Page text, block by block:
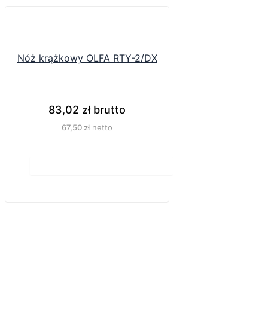
Nóż krążkowy OLFA RTY-2/DX
83,02 złbrutto
67,50 złnetto